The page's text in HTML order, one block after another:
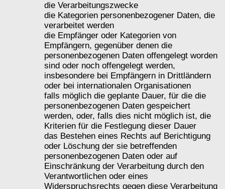
die Verarbeitungszwecke
die Kategorien personenbezogener Daten, die
verarbeitet werden
die Empfänger oder Kategorien von
Empfängern, gegenüber denen die
personenbezogenen Daten offengelegt worden
sind oder noch offengelegt werden,
insbesondere bei Empfängern in Drittländern
oder bei internationalen Organisationen
falls möglich die geplante Dauer, für die die
personenbezogenen Daten gespeichert
werden, oder, falls dies nicht möglich ist, die
Kriterien für die Festlegung dieser Dauer
das Bestehen eines Rechts auf Berichtigung
oder Löschung der sie betreffenden
personenbezogenen Daten oder auf
Einschränkung der Verarbeitung durch den
Verantwortlichen oder eines
Widerspruchsrechts gegen diese Verarbeitung